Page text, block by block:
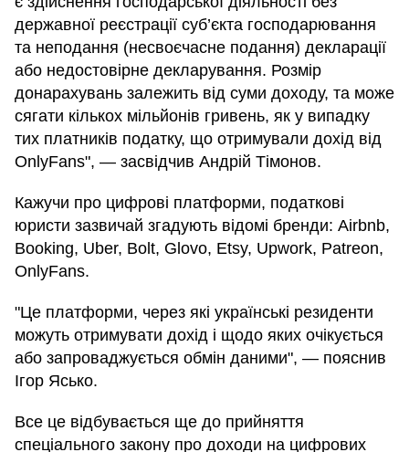
державної реєстрації суб’єкта господарювання
та неподання (несвоєчасне подання) декларації
або недостовірне декларування. Розмір
донарахувань залежить від суми доходу, та може
сягати кількох мільйонів гривень, як у випадку
тих платників податку, що отримували дохід від
OnlyFans", — засвідчив Андрій Тімонов.
Кажучи про цифрові платформи, податкові
юристи зазвичай згадують відомі бренди: Airbnb,
Booking, Uber, Bolt, Glovo, Etsy, Upwork, Patreon,
OnlyFans.
"Це платформи, через які українські резиденти
можуть отримувати дохід і щодо яких очікується
або запроваджується обмін даними", — пояснив
Ігор Ясько.
Все це відбувається ще до прийняття
спеціального закону про доходи на цифрових